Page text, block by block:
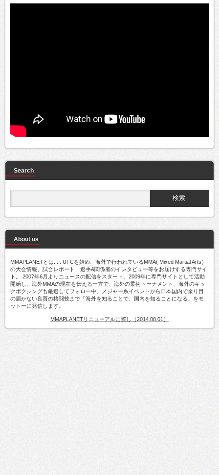
Search
About us
MMAPLANETとは..... UFCを始め、海外で行われているMMA( Mixed Martial Arts）
の大会情報、試合レポート、選手&関係者のインタビュー等をお届けする専門サイ
ト。 2007年6月よりニュースの配信をスタート。2009年に専門サイトとして活動
開始し、海外MMAの現在を伝える一方で、海外の柔術トーナメント、海外のキッ
クボクシングも厳選してフォロー中。メジャー系イベントから日本国内で余り目
の届かない良質の格闘技まで「海外を知ることで、国内を知ることになる」をモ
ットーに発信します。
MMAPLANETリニューアルに際し（2014.08.01）